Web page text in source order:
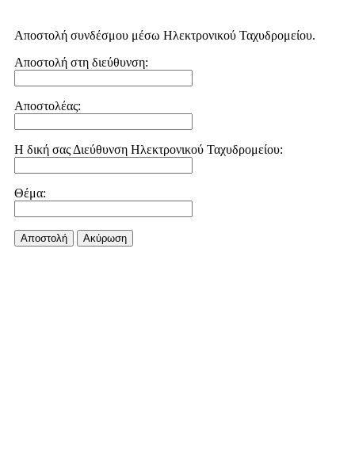
Αποστολή συνδέσμου μέσω Ηλεκτρονικού Ταχυδρομείου.
Αποστολή στη διεύθυνση:
Αποστολέας:
Η δική σας Διεύθυνση Ηλεκτρονικού Ταχυδρομείου:
Θέμα:
Αποστολή Aκύρωση